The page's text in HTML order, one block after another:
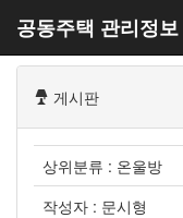
공동주택 관리정보
게시판
상위분류 : 온울방
작성자 : 문시형